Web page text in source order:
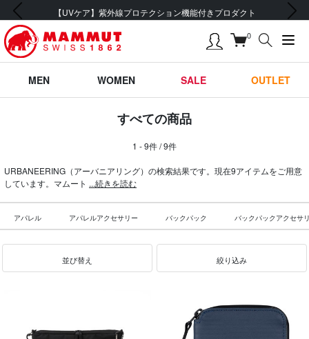
【UVケア】紫外線プロテクション機能付きプロダクト
前の画像 次の画像
0
MEN WOMEN SALE OUTLET
すべての商品
1 - 9件 / 9件
URBANEERING（アーバニアリング）の検索結果です。現在9アイテムをご用意
しています。マムート ...続きを読む
アパレル アパレルアクセサリー バックパック バックパックアクセサ
並び替え 絞り込み